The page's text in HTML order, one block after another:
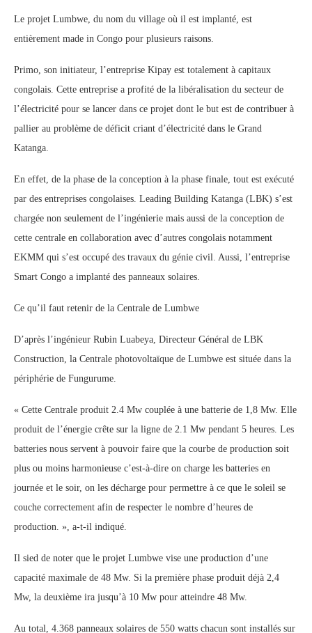
Le projet Lumbwe, du nom du village où il est implanté, est
entièrement made in Congo pour plusieurs raisons.
Primo, son initiateur, l’entreprise Kipay est totalement à capitaux
congolais. Cette entreprise a profité de la libéralisation du secteur de
l’électricité pour se lancer dans ce projet dont le but est de contribuer à
pallier au problème de déficit criant d’électricité dans le Grand
Katanga.
En effet, de la phase de la conception à la phase finale, tout est exécuté
par des entreprises congolaises. Leading Building Katanga (LBK) s’est
chargée non seulement de l’ingénierie mais aussi de la conception de
cette centrale en collaboration avec d’autres congolais notamment
EKMM qui s’est occupé des travaux du génie civil. Aussi, l’entreprise
Smart Congo a implanté des panneaux solaires.
Ce qu’il faut retenir de la Centrale de Lumbwe
D’après l’ingénieur Rubin Luabeya, Directeur Général de LBK
Construction, la Centrale photovoltaïque de Lumbwe est située dans la
périphérie de Fungurume.
« Cette Centrale produit 2.4 Mw couplée à une batterie de 1,8 Mw. Elle
produit de l’énergie crête sur la ligne de 2.1 Mw pendant 5 heures. Les
batteries nous servent à pouvoir faire que la courbe de production soit
plus ou moins harmonieuse c’est-à-dire on charge les batteries en
journée et le soir, on les décharge pour permettre à ce que le soleil se
couche correctement afin de respecter le nombre d’heures de
production. », a-t-il indiqué.
Il sied de noter que le projet Lumbwe vise une production d’une
capacité maximale de 48 Mw. Si la première phase produit déjà 2,4
Mw, la deuxième ira jusqu’à 10 Mw pour atteindre 48 Mw.
Au total, 4.368 panneaux solaires de 550 watts chacun sont installés sur